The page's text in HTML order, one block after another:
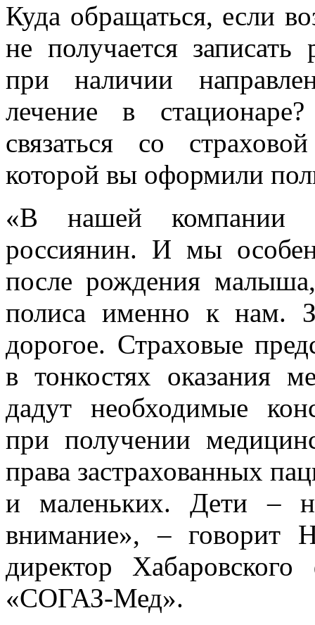
Куда обращаться, если
не получается записать
при наличии
лечение в
связаться со
которой вы оформили
«В нашей компании
россиянин. И мы
после рождения
полиса именно к нам.
дорогое. Страховые
в тонкостях оказания
дадут необходимые
при получении
права застрахованных
и маленьких. Дети –
внимание», – говорит
директор
«СОГАЗ-Мед».